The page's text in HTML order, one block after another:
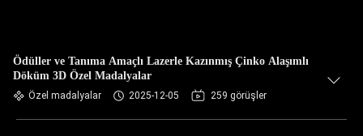
Ödüller ve Tanıma Amaçlı Lazerle Kazınmış Çinko Alaşımlı
Döküm 3D Özel Madalyalar
Özel madalyalar 2025-12-05 259 görüşler